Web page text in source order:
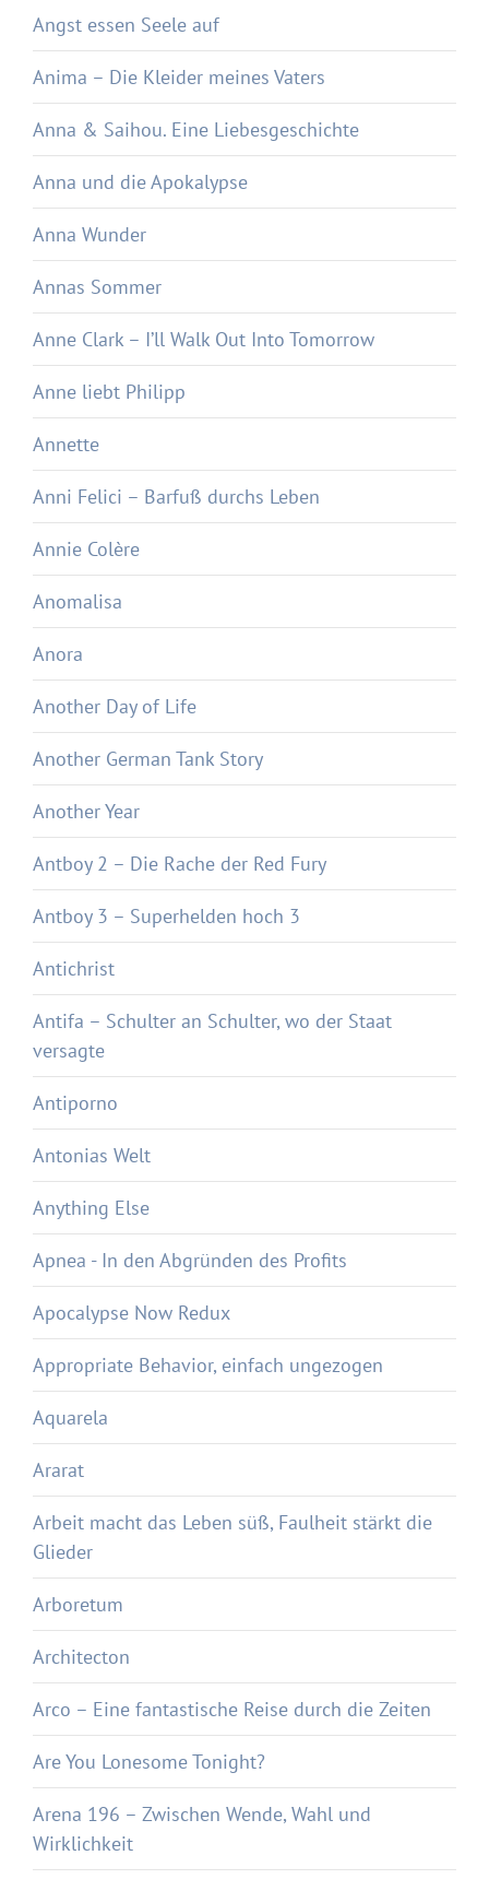
Angst essen Seele auf
Anima – Die Kleider meines Vaters
Anna & Saihou. Eine Liebesgeschichte
Anna und die Apokalypse
Anna Wunder
Annas Sommer
Anne Clark – I’ll Walk Out Into Tomorrow
Anne liebt Philipp
Annette
Anni Felici – Barfuß durchs Leben
Annie Colère
Anomalisa
Anora
Another Day of Life
Another German Tank Story
Another Year
Antboy 2 – Die Rache der Red Fury
Antboy 3 – Superhelden hoch 3
Antichrist
Antifa – Schulter an Schulter, wo der Staat
versagte
Antiporno
Antonias Welt
Anything Else
Apnea - In den Abgründen des Profits
Apocalypse Now Redux
Appropriate Behavior, einfach ungezogen
Aquarela
Ararat
Arbeit macht das Leben süß, Faulheit stärkt die
Glieder
Arboretum
Architecton
Arco – Eine fantastische Reise durch die Zeiten
Are You Lonesome Tonight?
Arena 196 – Zwischen Wende, Wahl und
Wirklichkeit